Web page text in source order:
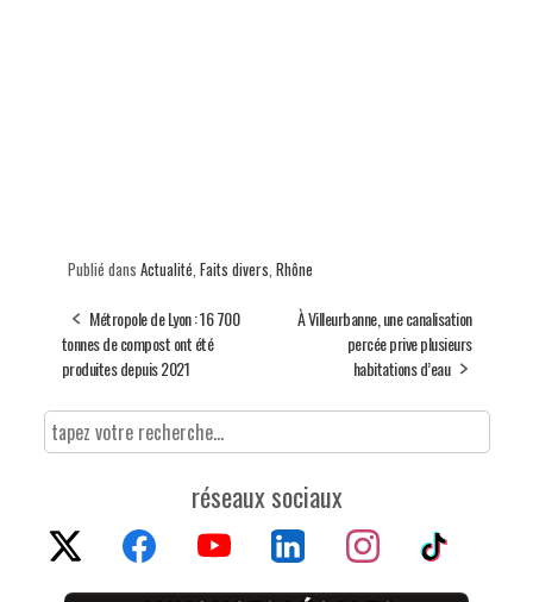
Publié dans Actualité, Faits divers, Rhône
Métropole de Lyon : 16 700
tonnes de compost ont été
produites depuis 2021
À Villeurbanne, une canalisation
percée prive plusieurs
habitations d’eau
réseaux sociaux